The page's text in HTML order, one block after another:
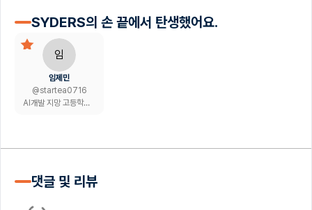
SYDERS의 손 끝에서 탄생했어요.
임
임제민
@startea0716
AI개발 지망 고등학생 개발자
댓글 및 리뷰